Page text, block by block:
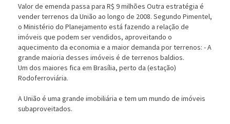
Valor de emenda passa para R$ 9 milhões Outra estratégia é
vender terrenos da União ao longo de 2008. Segundo Pimentel,
o Ministério do Planejamento está fazendo a relação de
imóveis que podem ser vendidos, aproveitando o
aquecimento da economia e a maior demanda por terrenos: - A
grande maioria desses imóveis é de terrenos baldios.
Um dos maiores fica em Brasília, perto da (estação)
Rodoferroviária.
A União é uma grande imobiliária e tem um mundo de imóveis
subaproveitados.